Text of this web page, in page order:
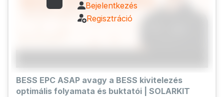
Bejelentkezés
Regisztráció
BESS EPC ASAP avagy a BESS kivitelezés
optimális folyamata és buktatói | SOLARKIT